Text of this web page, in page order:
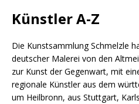
Künstler A-Z
Die Kunstsammlung Schmelzle
deutscher Malerei von den
zur Kunst der Gegenwart, mit
regionale Künstler aus dem
um Heilbronn, aus Stuttgart,